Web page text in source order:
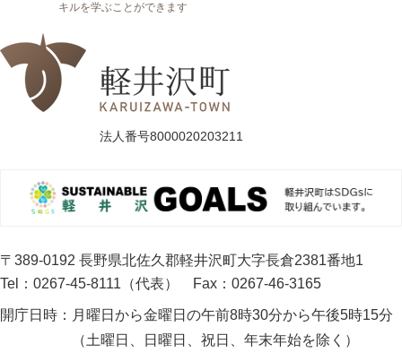
キルを学ぶことができます
法人番号8000020203211
〒389-0192 長野県北佐久郡軽井沢町大字長倉2381番地1
Tel：0267-45-8111（代表）
Fax：0267-46-3165
開庁日時： 月曜日から金曜日の午前8時30分から午後5時15分
（土曜日、日曜日、祝日、年末年始を除く）